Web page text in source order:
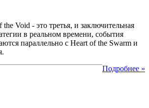
Void - это третья, и заключительная
в реальном времени, события
параллельно с Heart of the Swarm и
Подробнее »